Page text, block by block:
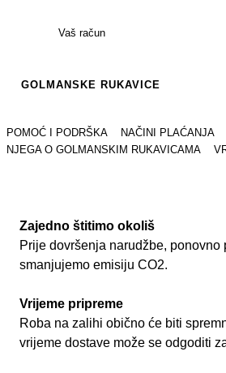
Vaš račun
GOLMANSKE RUKAVICE
POMOĆ I PODRŠKA NAČINI PLAĆANJA
NJEGA O GOLMANSKIM RUKAVICAMA
Zajedno štitimo okoliš
Prije dovršenja narudžbe,
smanjujemo emisiju CO2.
Vrijeme pripreme
Roba na zalihi obično će biti
vrijeme dostave može se odgoditi